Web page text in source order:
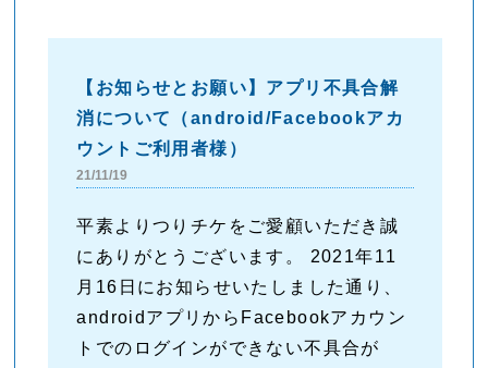
【お知らせとお願い】アプリ不具合解
消について（android/Facebookアカ
ウントご利用者様）
21/11/19
平素よりつりチケをご愛顧いただき誠
にありがとうございます。 2021年11
月16日にお知らせいたしました通り、
androidアプリからFacebookアカウン
トでのログインができない不具合が